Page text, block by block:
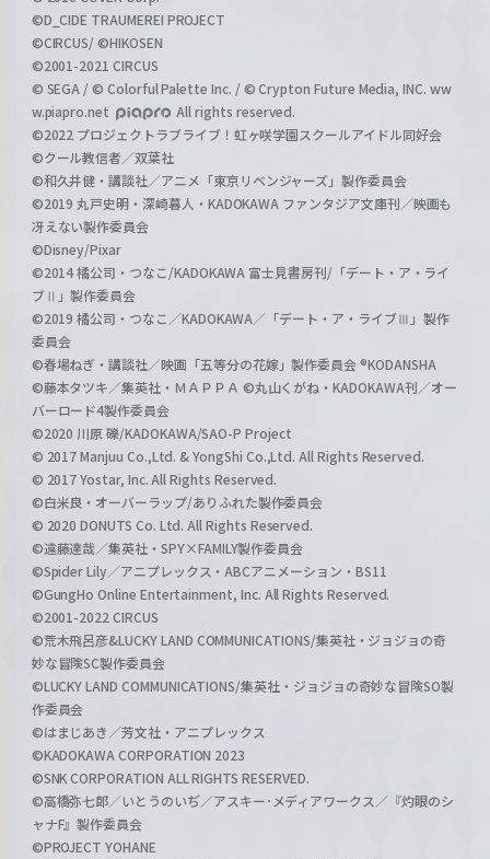
©D_CIDE TRAUMEREI PROJECT
©CIRCUS/ ©HIKOSEN
©2001-2021 CIRCUS
© SEGA / © Colorful Palette Inc. / © Crypton Future Media, INC. ww
w.piapro.net
All rights reserved.
©2022 プロジェクトラブライブ！虹ヶ咲学園スクールアイドル同好会
©クール教信者／双葉社
©和久井健・講談社／アニメ「東京リベンジャーズ」製作委員会
©2019 丸戸史明・深崎暮人・KADOKAWA ファンタジア文庫刊／映画も
冴えない製作委員会
©Disney/Pixar
©2014 橘公司・つなこ/KADOKAWA 富士見書房刊/「デート・ア・ライ
ブⅡ」製作委員会
©2019 橘公司・つなこ／KADOKAWA／「デート・ア・ライブⅢ」製作
委員会
©春場ねぎ・講談社／映画「五等分の花嫁」製作委員会 ®KODANSHA
©藤本タツキ／集英社・ＭＡＰＰＡ ©丸山くがね・KADOKAWA刊／オー
バーロード4製作委員会
©2020 川原 礫/KADOKAWA/SAO-P Project
© 2017 Manjuu Co.,Ltd. & YongShi Co.,Ltd. All Rights Reserved.
© 2017 Yostar, Inc. All Rights Reserved.
©白米良・オーバーラップ/ありふれた製作委員会
© 2020 DONUTS Co. Ltd. All Rights Reserved.
©遠藤達哉／集英社・SPY×FAMILY製作委員会
©Spider Lily／アニプレックス・ABCアニメーション・BS11
©GungHo Online Entertainment, Inc. All Rights Reserved.
©2001-2022 CIRCUS
©荒木飛呂彦&LUCKY LAND COMMUNICATIONS/集英社・ジョジョの奇
妙な冒険SC製作委員会
©LUCKY LAND COMMUNICATIONS/集英社・ジョジョの奇妙な冒険SO製
作委員会
©はまじあき／芳文社・アニプレックス
©KADOKAWA CORPORATION 2023
©SNK CORPORATION ALL RIGHTS RESERVED.
©高橋弥七郎／いとうのいぢ／アスキー･メディアワークス／『灼眼のシ
ャナF』製作委員会
©PROJECT YOHANE